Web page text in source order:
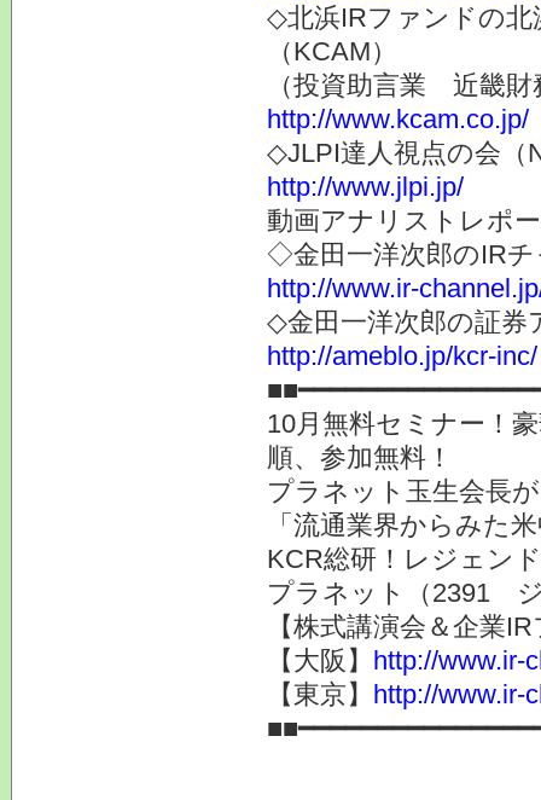
◇北浜IRファンドの
（KCAM）
（投資助言業 近畿財
http://www.kcam.co.jp/
◇JLPI達人視点の会（
http://www.jlpi.jp/
動画アナリストレポ
◇金田一洋次郎のIR
http://www.ir-
◇金田一洋次郎の証券
http://ameblo.jp/kcr-inc/
10月無料セミナー！
順、参加無料！
プラネット玉生会長
「流通業界からみた
KCR総研！レジェン
プラネット（2391
【株式講演会＆企業
【大阪】 http://www.ir-
【東京】 http://www.ir-